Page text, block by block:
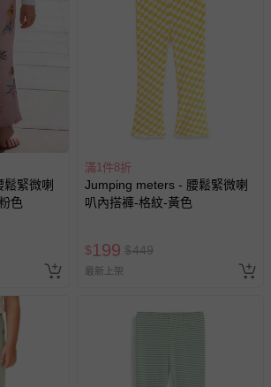
提供的運送僅限台灣本島。如您位於離島地
配送，或須依據商品需加收離島運費。廠商
的權利。離島、偏遠地區、樓層親送等加價
加收。
日期，可於訂單個人資料內的查詢訂單內，
為主。
請依正常流程檢查是否完好，若商品遇瑕疵
換新品或退貨，請見：
退貨的辦理流程。
、商品訂購與資訊、購物流程、付款方
媽咪愛客服中心。
為海外同步代購，遇缺貨即會通知媽咪並協
、組合」等錯誤原因，導致無法安排出貨，
mail通知訂單取消事宜，並將提供適當補
緊微喇
色
滿1件8折
Jumping meters - 腰鬆緊微喇
叭內搭褲-格紋-黃色
$199 $449
最新上架